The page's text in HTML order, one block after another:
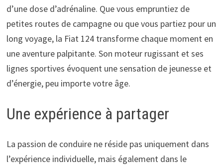
d’une dose d’adrénaline. Que vous empruntiez de
petites routes de campagne ou que vous partiez pour un
long voyage, la Fiat 124 transforme chaque moment en
une aventure palpitante. Son moteur rugissant et ses
lignes sportives évoquent une sensation de jeunesse et
d’énergie, peu importe votre âge.
Une expérience à partager
La passion de conduire ne réside pas uniquement dans
l’expérience individuelle, mais également dans le